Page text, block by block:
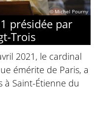
© Michel Pourny
présidée par
Trois
2021, le cardinal
émérite de Paris, a
à Saint-Étienne du